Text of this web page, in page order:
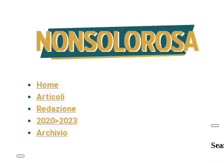
Home
Articoli
Redazione
2020>2023
Archivio